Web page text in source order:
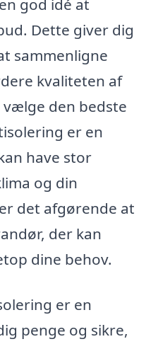
god idé at
Dette giver dig
sammenligne
kvaliteten af
den bedste
er en
have stor
og din
det afgørende at
der kan
dine behov.
er en
penge og sikre,